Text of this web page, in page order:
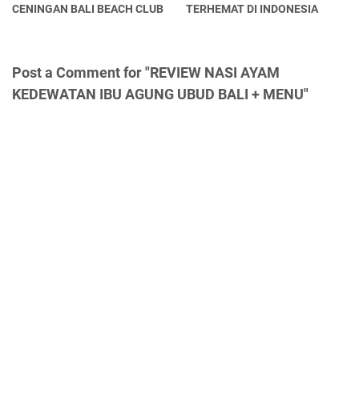
CENINGAN BALI BEACH CLUB
TERHEMAT DI INDONESIA
Post a Comment for "REVIEW NASI AYAM
KEDEWATAN IBU AGUNG UBUD BALI + MENU"